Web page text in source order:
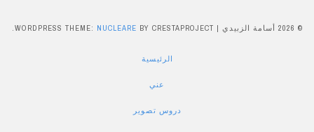
© 2026 أسامة الزبيدي |
WORDPRESS THEME: NUCLEARE BY CRESTAPROJECT.
الرئيسية
عني
دروس تصوير